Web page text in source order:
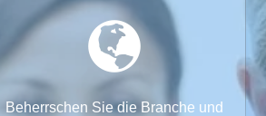
Beherrschen Sie die Branche und